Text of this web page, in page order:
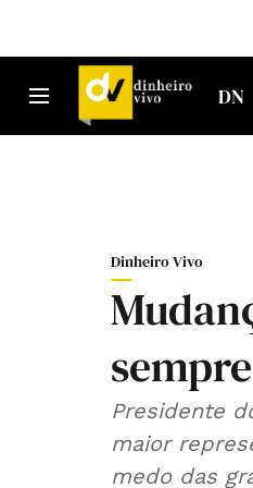
DN
Dinheiro Vivo
Presidente
maior
medo das